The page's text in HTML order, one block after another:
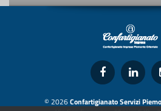
Confartigianato Servizi
Via San Francesco d'Assisi 5/D -
Codice fiscale e numero di iscrizione al